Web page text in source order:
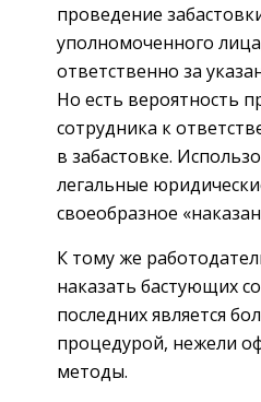
проведение
уполномоченного
ответственно за
Но есть вероятность
сотрудника к
в забастовке.
легальные
своеобразное
К тому же
наказать бастующих
последних является
процедурой, нежели
методы.